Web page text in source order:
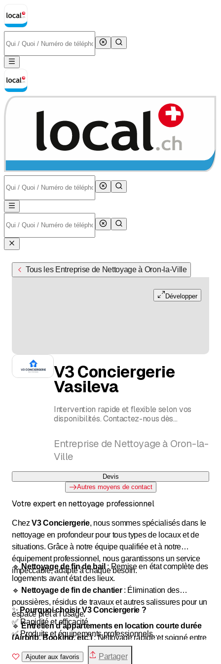
Tous les Entreprise de Nettoyage à Oron-la-Ville
Développer
V3 Conciergerie
Vasileva
Intervention rapide et flexible selon vos
disponibilités. Contactez-nous dès
Entreprise de Nettoyage à Oron-la-
Ville
Devis
Autres moyens de contact
Votre expert en nettoyage professionnel
ChezV3 Conciergerie, nous sommes spécialisés dans le
nettoyage en profondeur pour tous types de locaux et de
situations. Grâce à notre équipe qualifiée et à notre
équipement professionnel, nous garantissons un service
impeccable, adapté à chaque besoin.
🔹 Nettoyage de fin de bail : Remise en état complète des
logements avant état des lieux.
🔹 Nettoyage de fin de chantier: Élimination des
poussières, résidus de travaux et autres salissures pour un
espace prêt à l’usage.
🔹Entretien d’appartements en location courte durée
(Airbnb, Booking, etc.): Nettoyage rapide et soigné entre
🔹 Maisons, écoles, salles communales
✨ Pourquoi choisir V3 Conciergerie ?
✅ Rapidité et efficacité
✅ Produits et équipements professionnels
✅ Service sur mesure selon vos besoins
✅ Respect des normes d’hygiène et de propreté
Ajouter aux favoris Partager